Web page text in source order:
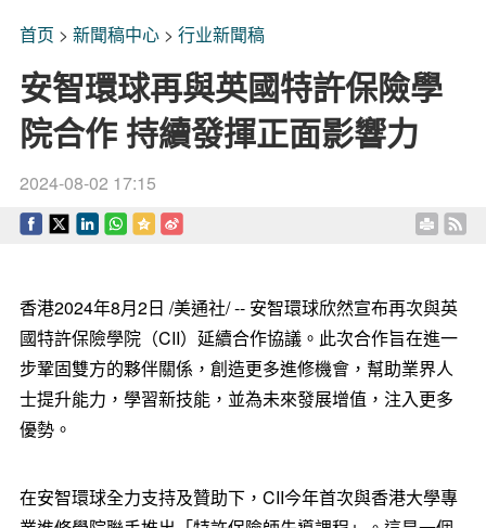
首页 > 新聞稿中心> 行业新聞稿
安智環球再與英國特許保險學
院合作 持續發揮正面影響力
2024-08-02 17:15
香港2024年8月2日 /美通社/ -- 安智環球欣然宣布再次與英
國特許保險學院（CII）延續合作協議。此次合作旨在進一
步鞏固雙方的夥伴關係，創造更多進修機會，幫助業界人
士提升能力，學習新技能，並為未來發展增值，注入更多
優勢。
在安智環球全力支持及贊助下，CII今年首次與香港大學專